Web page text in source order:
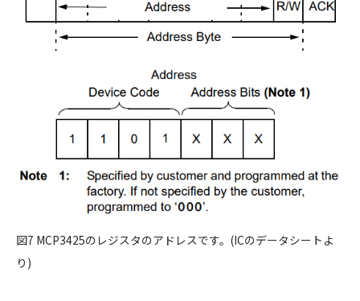
図7 MCP3425のレジスタのアドレスです。(ICのデータシートよ
り)